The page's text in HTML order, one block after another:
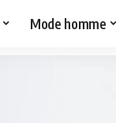
Mode homme